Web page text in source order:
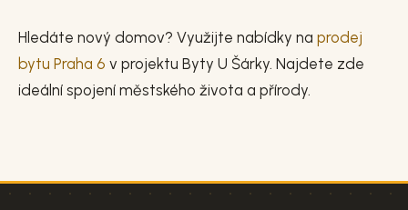
Hledáte nový domov? Využijte nabídky na prodej
bytu Praha 6 v projektu Byty U Šárky. Najdete zde
ideální spojení městského života a přírody.